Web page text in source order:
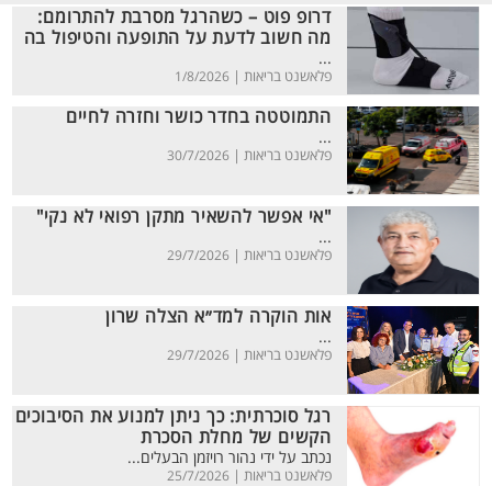
דרופ פוט – כשהרגל מסרבת להתרומם:
מה חשוב לדעת על התופעה והטיפול בה
...
פלאשנט בריאות | 1/8/2026
התמוטטה בחדר כושר וחזרה לחיים
...
פלאשנט בריאות | 30/7/2026
"אי אפשר להשאיר מתקן רפואי לא נקי"
...
פלאשנט בריאות | 29/7/2026
אות הוקרה למד״א הצלה שרון
...
פלאשנט בריאות | 29/7/2026
רגל סוכרתית: כך ניתן למנוע את הסיבוכים
הקשים של מחלת הסכרת
נכתב על ידי נהור רויזמן הבעלים...
פלאשנט בריאות | 25/7/2026